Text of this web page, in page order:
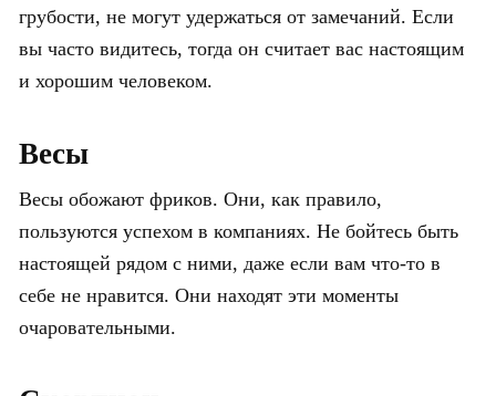
грубости, не могут удержаться от замечаний. Если
вы часто видитесь, тогда он считает вас настоящим
и хорошим человеком.
Весы
Весы обожают фриков. Они, как правило,
пользуются успехом в компаниях. Не бойтесь быть
настоящей рядом с ними, даже если вам что-то в
себе не нравится. Они находят эти моменты
очаровательными.